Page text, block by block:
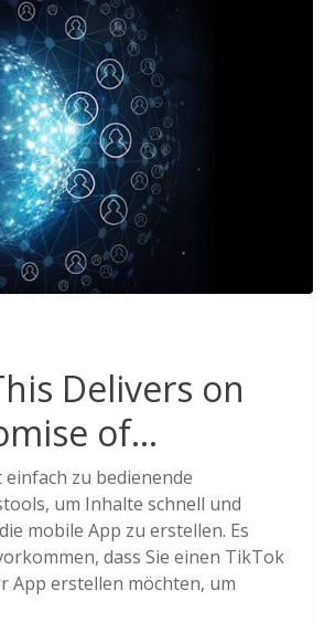
Delivers on
of
Data
zu bedienende
um Inhalte schnell und
mobile App zu erstellen. Es
dass Sie einen TikTok
App erstellen möchten, um